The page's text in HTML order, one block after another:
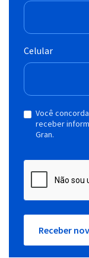
Celular
Você
receber
Gran.
Receber